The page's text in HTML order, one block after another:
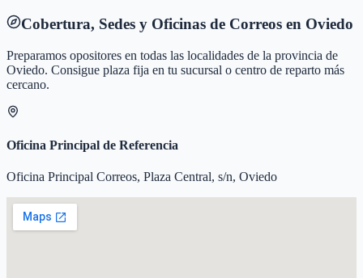
Cobertura, Sedes y Oficinas de Correos en Oviedo
Preparamos opositores en todas las localidades de la provincia de
Oviedo. Consigue plaza fija en tu sucursal o centro de reparto más
cercano.
Oficina Principal de Referencia
Oficina Principal Correos, Plaza Central, s/n, Oviedo